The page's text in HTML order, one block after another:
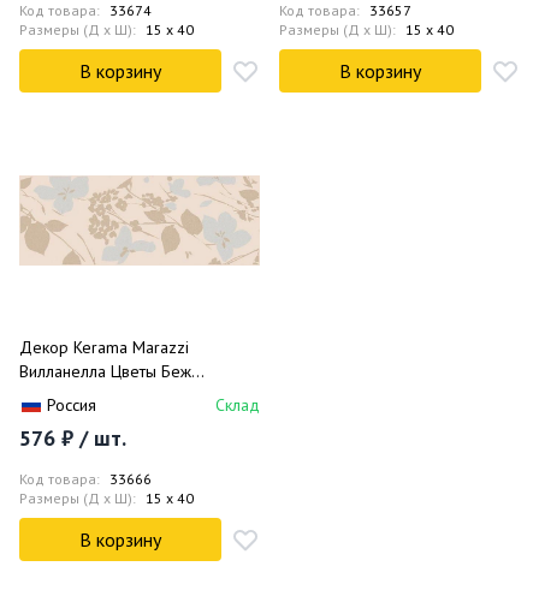
Код товара: 33674
Размеры (Д x Ш): 15 x 40
В корзину
Код товара: 33657
Размеры (Д x Ш): 15 x 40
В корзину
Декор Kerama Marazzi
Вилланелла Цветы Беж
MLD/B67/15084 15x40
Россия Склад
576 ₽ / шт.
Код товара: 33666
Размеры (Д x Ш): 15 x 40
В корзину